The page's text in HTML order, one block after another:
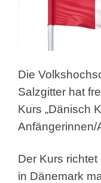
Die
Salzgitter hat
Kurs „Dänisch
Anfängerinnen/
Der Kurs
in Dänemark